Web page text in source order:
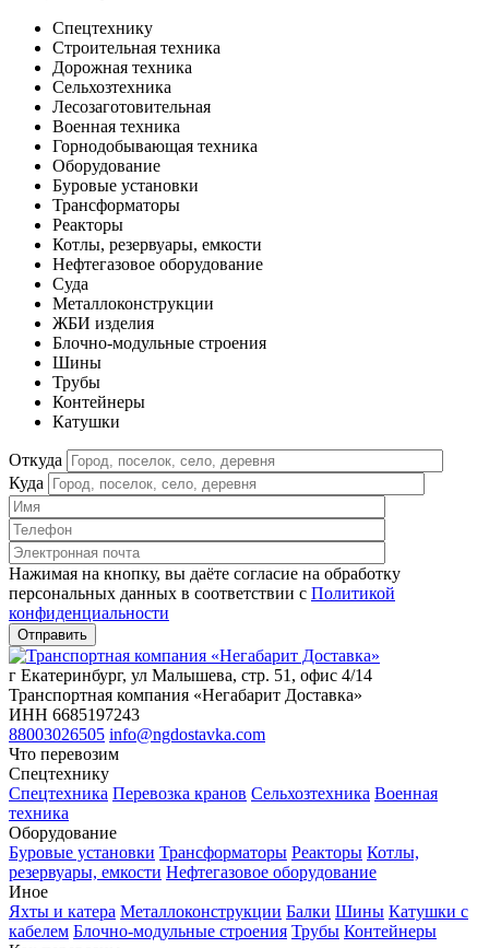
Спецтехнику
Строительная техника
Дорожная техника
Сельхозтехника
Лесозаготовительная
Военная техника
Горнодобывающая техника
Оборудование
Буровые установки
Трансформаторы
Реакторы
Котлы, резервуары, емкости
Нефтегазовое оборудование
Cуда
Металлоконструкции
ЖБИ изделия
Блочно-модульные строения
Шины
Трубы
Контейнеры
Катушки
Откуда
Куда
Нажимая на кнопку, вы даёте согласие на обработку
персональных данных в соответствии c Политикой
конфиденциальности
г Екатеринбург, ул Малышева, стр. 51, офис 4/14
Транспортная компания «Негабарит Доставка»
ИНН 6685197243
88003026505 info@ngdostavka.com
Что перевозим
Спецтехнику
Спецтехника Перевозка кранов Сельхозтехника Военная
техника
Оборудование
Буровые установки Трансформаторы Реакторы Котлы,
резервуары, емкости Нефтегазовое оборудование
Иное
Яхты и катера Металлоконструкции Балки Шины Катушки с
кабелем Блочно-модульные строения Трубы Контейнеры